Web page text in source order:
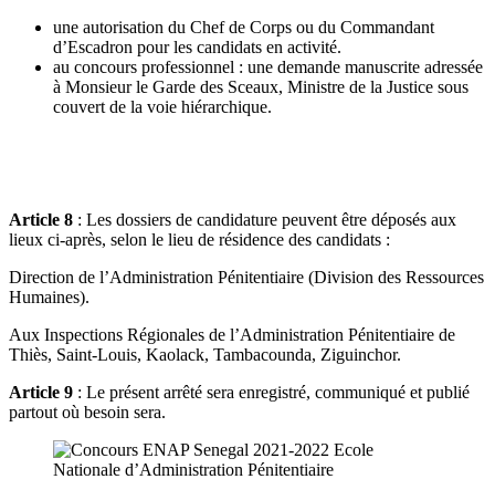
une autorisation du Chef de Corps ou du Commandant
d’Escadron pour les candidats en activité.
au concours professionnel : une demande manuscrite adressée
à Monsieur le Garde des Sceaux, Ministre de la Justice sous
couvert de la voie hiérarchique.
Article 8 : Les dossiers de candidature peuvent être déposés aux
lieux ci-après, selon le lieu de résidence des candidats :
Direction de l’Administration Pénitentiaire (Division des Ressources
Humaines).
Aux Inspections Régionales de l’Administration Pénitentiaire de
Thiès, Saint-Louis, Kaolack, Tambacounda, Ziguinchor.
Article 9 : Le présent arrêté sera enregistré, communiqué et publié
partout où besoin sera.